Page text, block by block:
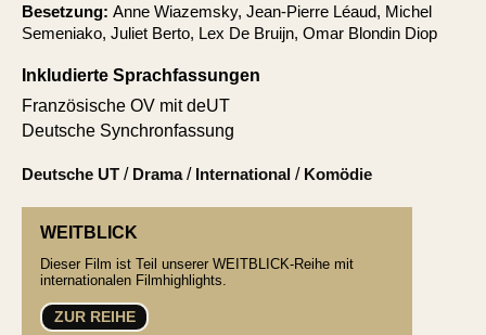
Besetzung: Anne Wiazemsky, Jean-Pierre Léaud, Michel
Semeniako, Juliet Berto, Lex De Bruijn, Omar Blondin Diop
Inkludierte Sprachfassungen
Französische OV mit deUT
Deutsche Synchronfassung
Deutsche UT / Drama/ International / Komödie
WEITBLICK
Dieser Film ist Teil unserer WEITBLICK-Reihe mit
internationalen Filmhighlights.
ZUR REIHE